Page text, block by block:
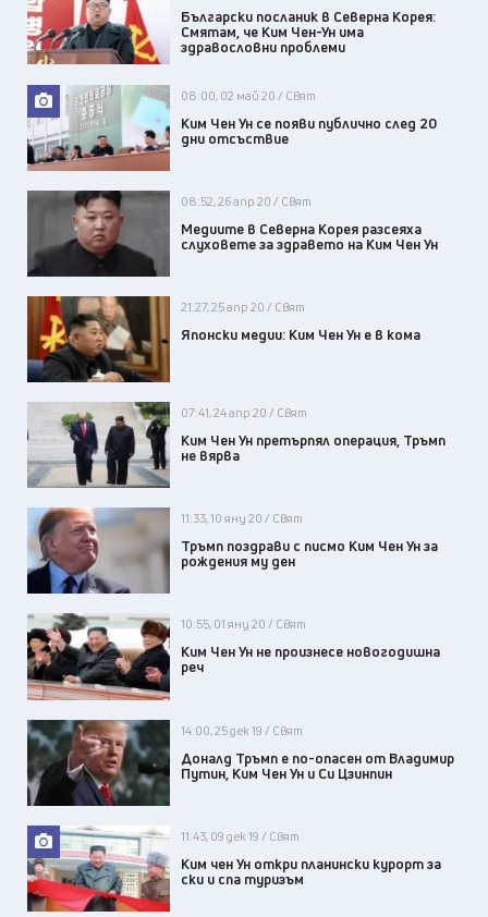
Български посланик в Северна Корея:
Смятам, че Ким Чен-Ун има
здравословни проблеми
08:00, 02 май 20 / Свят
Ким Чен Ун се появи публично след 20
дни отсъствие
08:52, 26 апр 20 / Свят
Медиите в Северна Корея разсеяха
слуховете за здравето на Ким Чен Ун
21:27, 25 апр 20 / Свят
Японски медии: Ким Чен Ун е в кома
07:41, 24 апр 20 / Свят
Ким Чен Ун претърпял операция, Тръмп
не вярва
11:33, 10 яну 20 / Свят
Тръмп поздрави с писмо Ким Чен Ун за
рождения му ден
10:55, 01 яну 20 / Свят
Ким Чен Ун не произнесе новогодишна
реч
14:00, 25 дек 19 / Свят
Доналд Тръмп е по-опасен от Владимир
Путин, Ким Чен Ун и Си Цзинпин
11:43, 09 дек 19 / Свят
Ким чен Ун откри планински курорт за
ски и спа туризъм